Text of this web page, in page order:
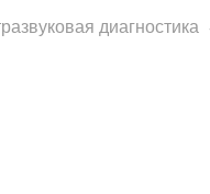
диагностика